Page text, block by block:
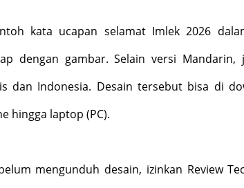
kata ucapan selamat Imlek 2026
dengan gambar. Selain versi
dan Indonesia. Desain tersebut bisa di
hingga laptop (PC).
mengunduh desain, izinkan Review